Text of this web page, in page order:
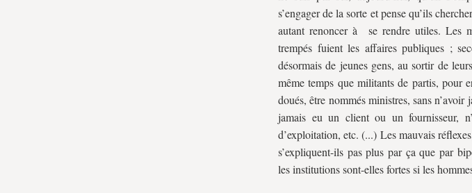
s’engager de la sorte et pense qu’ils
autant renoncer à se rendre utiles. Les
trempés fuient les affaires publiques ;
désormais de jeunes gens, au sortir de
même temps que militants de partis, pour
doués, être nommés ministres, sans
jamais eu un client ou un fournisseur,
d’exploitation, etc. (...) Les mauvais
s’expliquent-ils pas plus par ça que par
les institutions sont-elles fortes si les